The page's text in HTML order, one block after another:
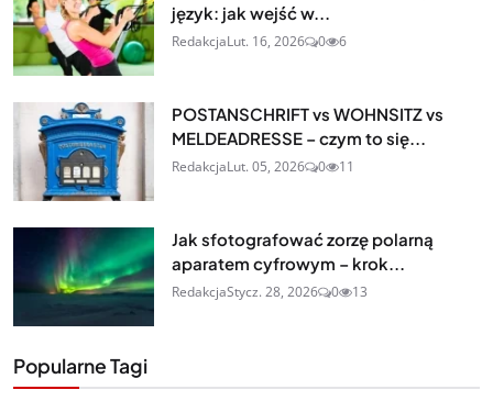
język: jak wejść w...
RedakcjaLut. 16, 2026 0 6
POSTANSCHRIFT vs WOHNSITZ vs
MELDEADRESSE – czym to się...
RedakcjaLut. 05, 2026 0 11
Jak sfotografować zorzę polarną
aparatem cyfrowym – krok...
RedakcjaStycz. 28, 2026 0 13
Popularne Tagi